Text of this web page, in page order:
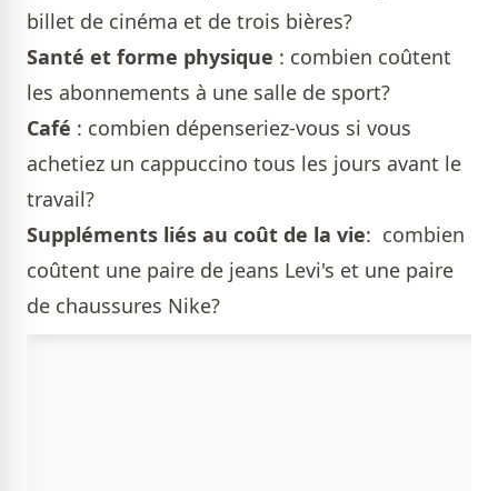
billet de cinéma et de trois bières?
Santé et forme physique : combien coûtent
les abonnements à une salle de sport?
Café : combien dépenseriez-vous si vous
achetiez un cappuccino tous les jours avant le
travail?
Suppléments liés au coût de la vie: combien
coûtent une paire de jeans Levi's et une paire
de chaussures Nike?